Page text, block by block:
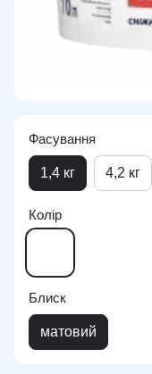
Фасування
1,4 кг 4,2 кг
Колір
Блиск
матовий